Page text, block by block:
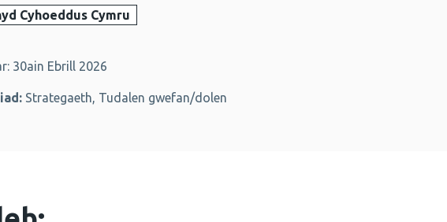
Cyhoeddus Cymru
30ain Ebrill 2026
Strategaeth, Tudalen gwefan/dolen